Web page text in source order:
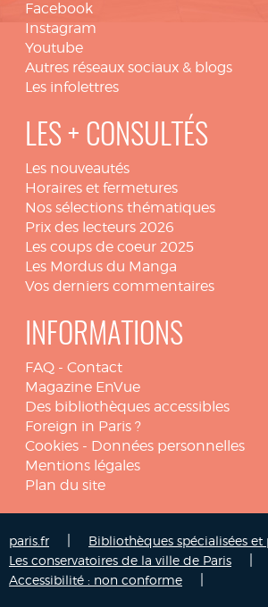
Facebook
Instagram
Youtube
Autres réseaux sociaux & blogs
Les infolettres
LES + CONSULTÉS
Les nouveautés
Horaires et fermetures
Nos sélections thématiques
Prix des lecteurs 2026
Les coups de coeur 2025
Les Mordus du Manga
Vos derniers commentaires
INFORMATIONS
FAQ - Contact
Magazine EnVue
Des bibliothèques accessibles
Foreign in Paris ?
Cookies - Données personnelles
Mentions légales
Plan du site
paris.fr Bibliothèques spécialisées
Les conservatoires de la ville de Paris
Accessibilité : non conforme